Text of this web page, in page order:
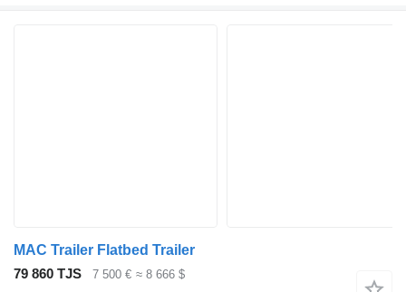
MAC Trailer Flatbed Trailer
79 860 TJS
7 500 € ≈ 8 666 $